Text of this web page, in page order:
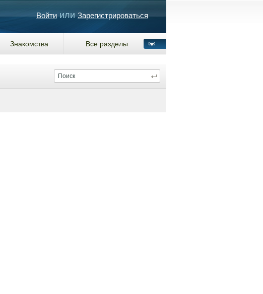
ВойтиилиЗарегистрироваться
Знакомства Все разделы